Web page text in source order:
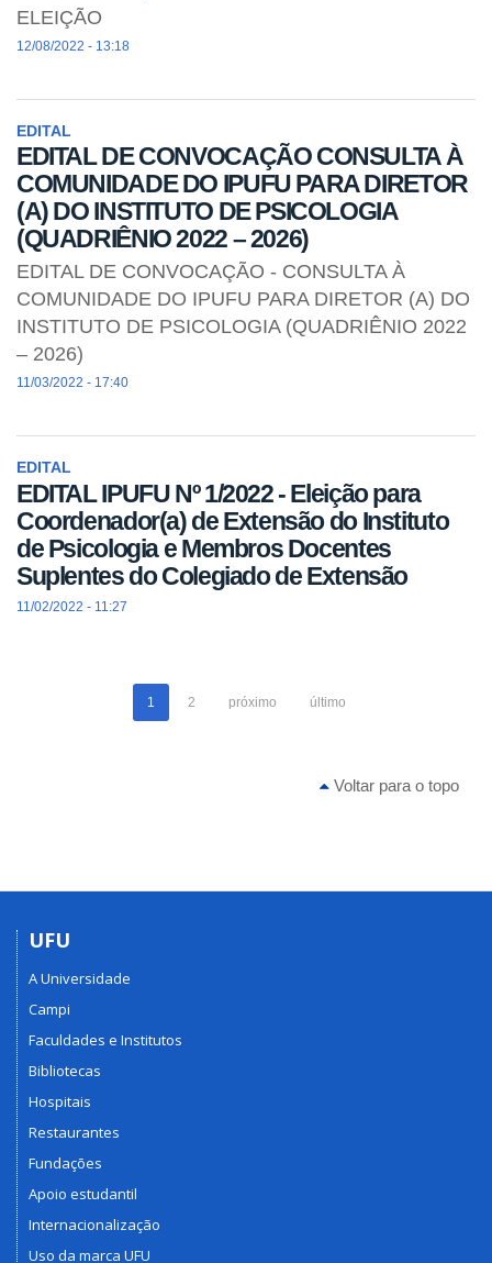
ELEIÇÃO
12/08/2022 - 13:18
EDITAL
EDITAL DE CONVOCAÇÃO CONSULTA À
COMUNIDADE DO IPUFU PARA DIRETOR
(A) DO INSTITUTO DE PSICOLOGIA
(QUADRIÊNIO 2022 – 2026)
EDITAL DE CONVOCAÇÃO - CONSULTA À
COMUNIDADE DO IPUFU PARA DIRETOR (A) DO
INSTITUTO DE PSICOLOGIA (QUADRIÊNIO 2022
– 2026)
11/03/2022 - 17:40
EDITAL
EDITAL IPUFU Nº 1/2022 - Eleição para
Coordenador(a) de Extensão do Instituto
de Psicologia e Membros Docentes
Suplentes do Colegiado de Extensão
11/02/2022 - 11:27
1 2 próximo último
Voltar para o topo
UFU
A Universidade
Campi
Faculdades e Institutos
Bibliotecas
Hospitais
Restaurantes
Fundações
Apoio estudantil
Internacionalização
Uso da marca UFU